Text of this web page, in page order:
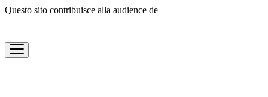
Questo sito contribuisce alla audience de